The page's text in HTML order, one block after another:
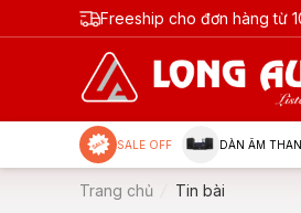
Freeship cho đơn hàng từ
SALE OFF DÀN ÂM
Trang chủ Tin bài